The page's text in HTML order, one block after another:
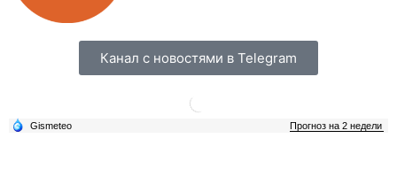
Канал с новостями в Telegram